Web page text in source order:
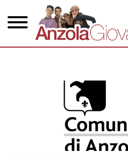
contenuto
principale
principale